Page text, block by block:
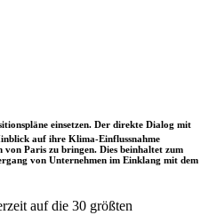
einsetzen. Der direkte Dialog mit
auf ihre Klima-Einflussnahme
Paris zu bringen. Dies beinhaltet zum
von Unternehmen im Einklang mit dem
auf die 30 größten